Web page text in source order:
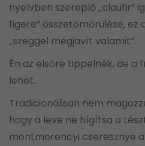
nyelvben szereplő „claufir”
figere” összetömörülése, ez
„szeggel megjavít valamit”.
Én az elsőre tippelnék, de a
lehet.
Tradicionálisan nem
hogy a leve ne hígítsa a
montmorencyi cseresznye a